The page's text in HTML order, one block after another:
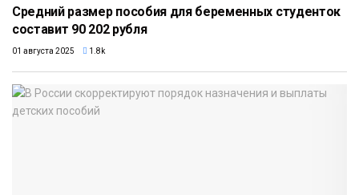
Средний размер пособия для беременных студенток
составит 90 202 рубля
01 августа 2025 1.8k